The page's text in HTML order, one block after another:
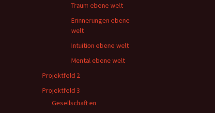
Traum ebene welt
Erinnerungen ebene
welt
Intuition ebene welt
Mental ebene welt
Projektfeld 2
Projektfeld 3
Gesellschaft en